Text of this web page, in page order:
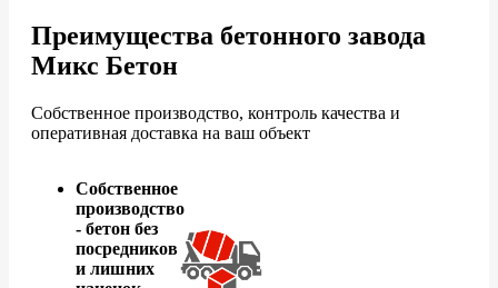
Преимущества бетонного завода
Микс Бетон
Собственное производство, контроль качества и
оперативная доставка на ваш объект
Собственное
производство
- бетон без
посредников
и лишних